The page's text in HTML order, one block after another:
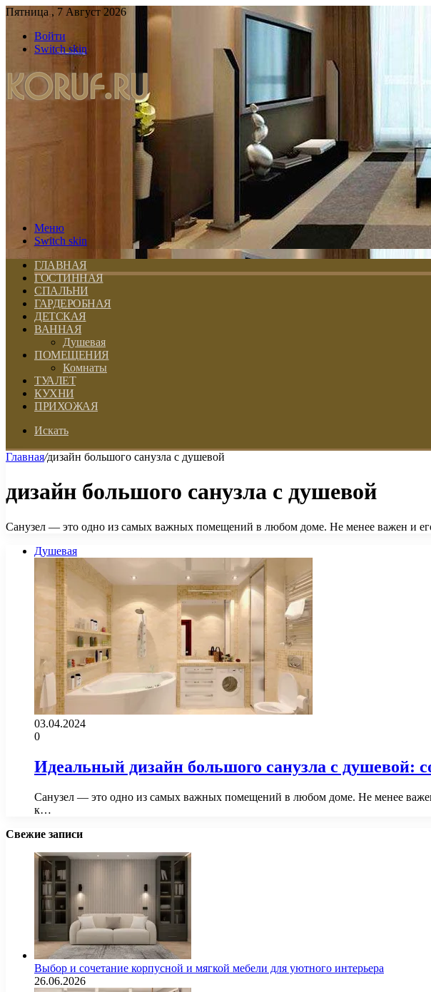
Пятница , 7 Август 2026
Войти
Switch skin
Меню
Switch skin
ГЛАВНАЯ
ГОСТИННАЯ
СПАЛЬНИ
ГАРДЕРОБНАЯ
ДЕТСКАЯ
ВАННАЯ
Душевая
ПОМЕЩЕНИЯ
Комнаты
ТУАЛЕТ
КУХНИ
ПРИХОЖАЯ
Искать
Главная/дизайн большого санузла с душевой
дизайн большого санузла с душевой
Санузел — это одно из самых важных помещений в любом доме. Не менее важен и
Душевая
03.04.2024
0
Идеальный дизайн большого санузла с душевой:
Санузел — это одно из самых важных помещений в любом доме. Не менее
к…
Свежие записи
Выбор и сочетание корпусной и мягкой мебели для уютного интерьера
26.06.2026